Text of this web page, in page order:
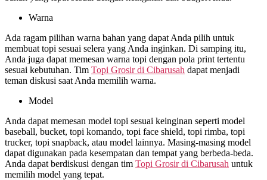
Warna
Ada ragam pilihan warna bahan yang dapat Anda pilih untuk
membuat topi sesuai selera yang Anda inginkan. Di samping itu,
Anda juga dapat memesan warna topi dengan pola print tertentu
sesuai kebutuhan. Tim Topi Grosir di Cibarusah dapat menjadi
teman diskusi saat Anda memilih warna.
Model
Anda dapat memesan model topi sesuai keinginan seperti model
baseball, bucket, topi komando, topi face shield, topi rimba, topi
trucker, topi snapback, atau model lainnya. Masing-masing model
dapat digunakan pada kesempatan dan tempat yang berbeda-beda.
Anda dapat berdiskusi dengan tim Topi Grosir di Cibarusah untuk
memilih model yang tepat.